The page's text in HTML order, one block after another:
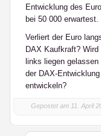
Entwicklung des
bei 50 000 erwartest.
Verliert der Euro
DAX Kaufkraft?
links liegen
der DAX-
entwickeln?
Gepostet am 11. April